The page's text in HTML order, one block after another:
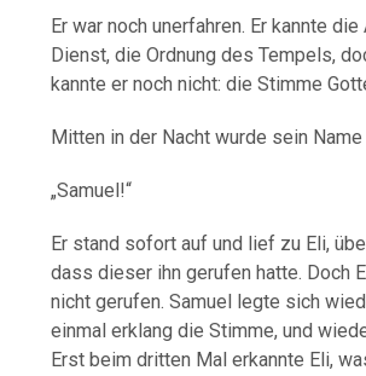
Er war noch unerfahren. Er kannte
Dienst, die Ordnung des Tempels,
kannte er noch nicht: die Stimme
Mitten in der Nacht wurde sein
„Samuel!“
Er stand sofort auf und lief zu Eli,
dass dieser ihn gerufen hatte. Doch
nicht gerufen. Samuel legte sich
einmal erklang die Stimme, und
Erst beim dritten Mal erkannte Eli,